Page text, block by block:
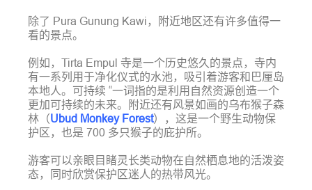
除了 Pura Gunung Kawi，附近地区还有许多值得一
看的景点。
例如，Tirta Empul 寺是一个历史悠久的景点，寺内
有一系列用于净化仪式的水池，吸引着游客和巴厘岛
本地人。可持续 “一词指的是利用自然资源创造一个
更加可持续的未来。附近还有风景如画的乌布猴子森
林（Ubud Monkey Forest），这是一个野生动物保
护区，也是 700 多只猴子的庇护所。
游客可以亲眼目睹灵长类动物在自然栖息地的活泼姿
态，同时欣赏保护区迷人的热带风光。